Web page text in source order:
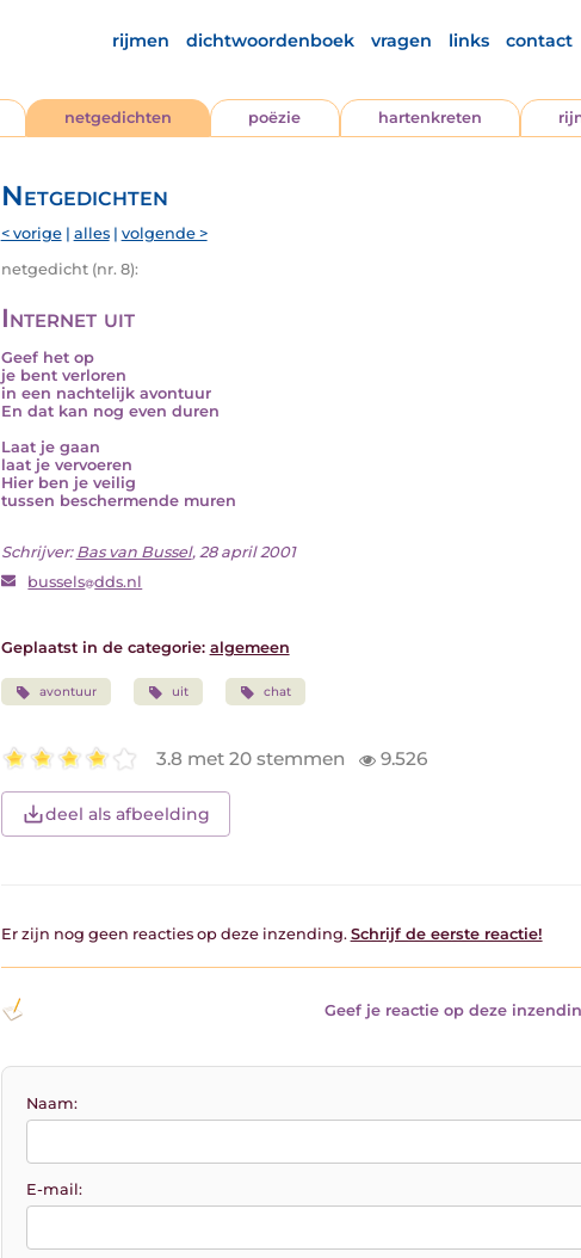
rijmen dichtwoordenboek vragen links contact
netgedichten poëzie hartenkreten
Netgedichten
< vorige| alles| volgende >
netgedicht (nr. 8):
Internet uit
Geef het op
je bent verloren
in een nachtelijk avontuur
En dat kan nog even duren
Laat je gaan
laat je vervoeren
Hier ben je veilig
tussen beschermende muren
Schrijver: Bas van Bussel, 28 april 2001
bussels dds.nl
Geplaatst in de categorie: algemeen
avontuur uit chat
3.8 met 20 stemmen 9.526
deel als afbeelding
Er zijn nog geen reacties op deze inzending. Schrijf de eerste reactie!
Geef je reactie op deze
Naam:
E-mail: